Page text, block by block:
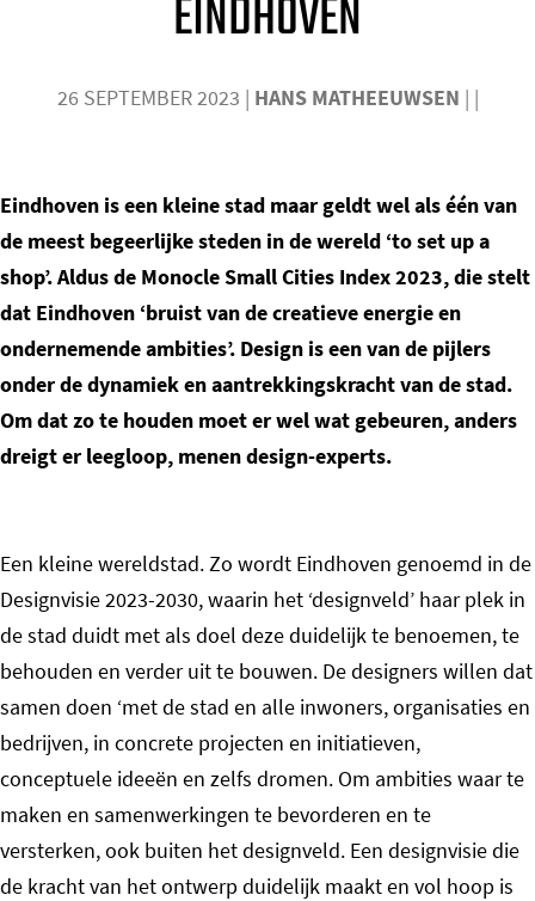
EINDHOVEN
26 SEPTEMBER 2023 | HANS MATHEEUWSEN | |
Eindhoven is een kleine stad maar geldt wel als één van
de meest begeerlijke steden in de wereld ‘to set up a
shop’. Aldus de Monocle Small Cities Index 2023, die stelt
dat Eindhoven ‘bruist van de creatieve energie en
ondernemende ambities’. Design is een van de pijlers
onder de dynamiek en aantrekkingskracht van de stad.
Om dat zo te houden moet er wel wat gebeuren, anders
dreigt er leegloop, menen design-experts.
Een kleine wereldstad. Zo wordt Eindhoven genoemd in de
Designvisie 2023-2030, waarin het ‘designveld’ haar plek in
de stad duidt met als doel deze duidelijk te benoemen, te
behouden en verder uit te bouwen. De designers willen dat
samen doen ‘met de stad en alle inwoners, organisaties en
bedrijven, in concrete projecten en initiatieven,
conceptuele ideeën en zelfs dromen. Om ambities waar te
maken en samenwerkingen te bevorderen en te
versterken, ook buiten het designveld. Een designvisie die
de kracht van het ontwerp duidelijk maakt en vol hoop is